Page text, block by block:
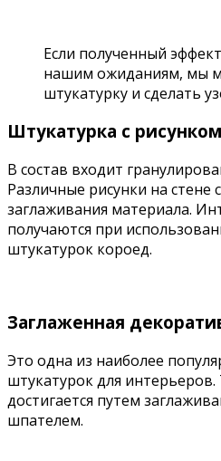
Если полученный
нашим ожиданиям, мы
штукатурку и сделать
Штукатурка с рисунком
В состав входит
Различные рисунки на стене
заглаживания материала.
получаются при
штукатурок короед.
Заглаженная
Это одна из наиболее
штукатурок для интерьеров.
достигается путем
шпателем.